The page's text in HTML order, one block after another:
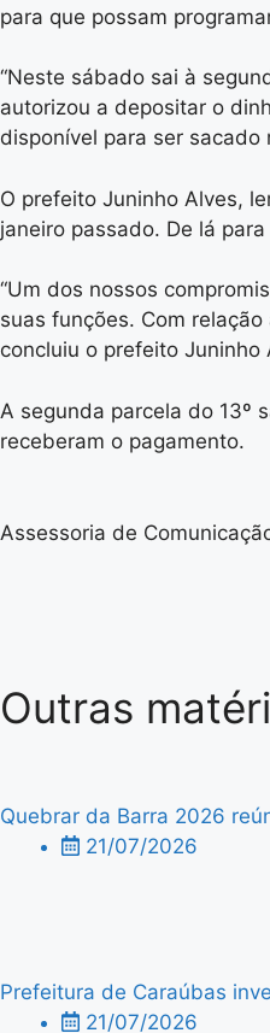
para que possam
“Neste sábado sai à
autorizou a depositar o
disponível para ser sacado
O prefeito Juninho Alves,
janeiro passado. De lá
“Um dos nossos
suas funções. Com
concluiu o prefeito Juninho
A segunda parcela do 13º
receberam o pagamento.
Assessoria de
Outras
Quebrar da Barra 2026
21/07/2026
Prefeitura de Caraúbas
21/07/2026